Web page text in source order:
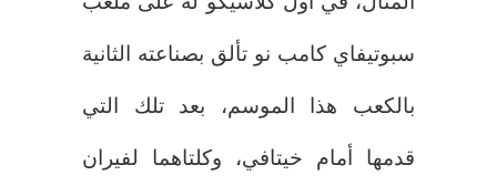
سبوتيفاي كامب نو تألق بصناعته الثانية
بالكعب هذا الموسم، بعد تلك التي
قدمها أمام خيتافي، وكلتاهما لفيران